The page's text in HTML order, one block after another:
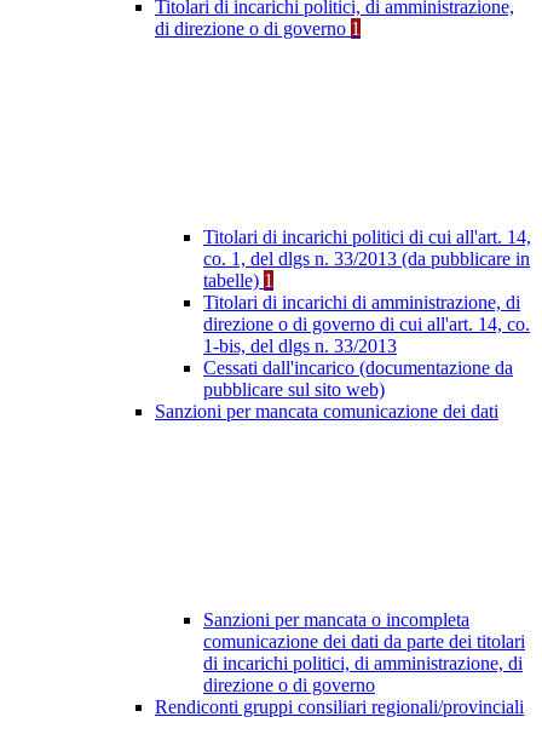
Titolari di incarichi politici, di amministrazione,
di direzione o di governo 1
Titolari di incarichi politici di cui all'art. 14,
co. 1, del dlgs n. 33/2013 (da pubblicare in
tabelle) 1
Titolari di incarichi di amministrazione, di
direzione o di governo di cui all'art. 14, co.
1-bis, del dlgs n. 33/2013
Cessati dall'incarico (documentazione da
pubblicare sul sito web)
Sanzioni per mancata comunicazione dei dati
Sanzioni per mancata o incompleta
comunicazione dei dati da parte dei titolari
di incarichi politici, di amministrazione, di
direzione o di governo
Rendiconti gruppi consiliari regionali/provinciali